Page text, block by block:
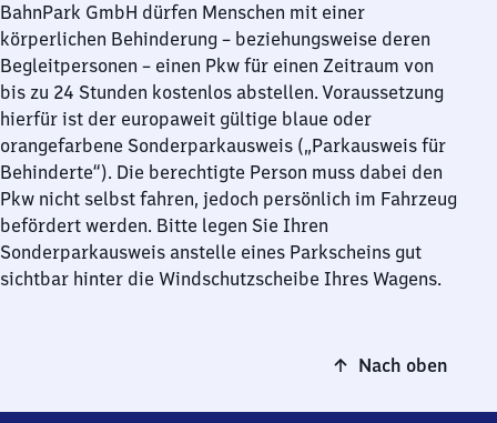
BahnPark GmbH dürfen Menschen mit einer
körperlichen Behinderung – beziehungsweise deren
Begleitpersonen – einen Pkw für einen Zeitraum von
bis zu 24 Stunden kostenlos abstellen. Voraussetzung
hierfür ist der europaweit gültige blaue oder
orangefarbene Sonderparkausweis („Parkausweis für
Behinderte“). Die berechtigte Person muss dabei den
Pkw nicht selbst fahren, jedoch persönlich im Fahrzeug
befördert werden. Bitte legen Sie Ihren
Sonderparkausweis anstelle eines Parkscheins gut
sichtbar hinter die Windschutzscheibe Ihres Wagens.
Nach oben